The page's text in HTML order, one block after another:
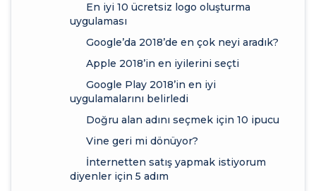
En iyi 10 ücretsiz logo oluşturma
uygulaması
Google’da 2018’de en çok neyi aradık?
Apple 2018’in en iyilerini seçti
Google Play 2018’in en iyi
uygulamalarını belirledi
Doğru alan adını seçmek için 10 ipucu
Vine geri mi dönüyor?
İnternetten satış yapmak istiyorum
diyenler için 5 adım